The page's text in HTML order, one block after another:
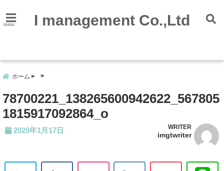
menu I management Co.,Ltd
ホーム
78700221_138265600942622_567805
1815917092864_o
2020年1月17日 WRITER
imgtwriter